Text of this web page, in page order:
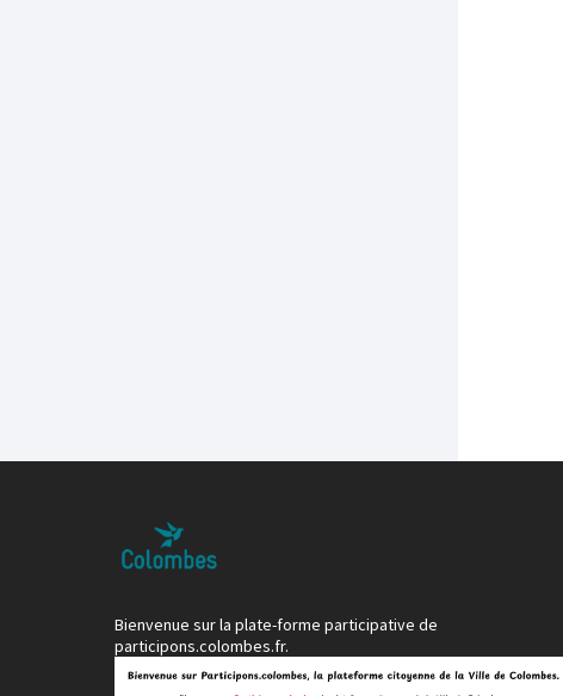
Bienvenue sur la plate-forme participative de
participons.colombes.fr.